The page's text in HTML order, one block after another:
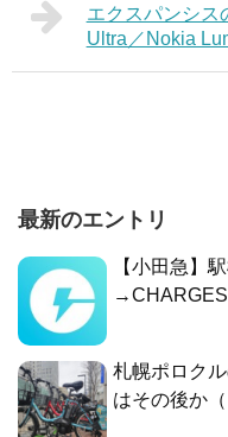
エクスパンシス
Ultra／Nokia
最新のエントリ
【小田急】
札幌ポロク
はその後か